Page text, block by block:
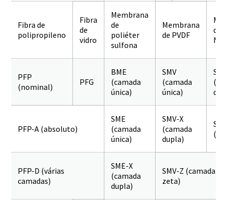
Fibra de
polipropileno
Fibra
de
vidro
Membrana
de
poliéter
sulfona
Membrana
de PVDF
de
PFP
(nominal)
PFG
BME
(camada
única)
SMV
(camada
única)
PFP-A (absoluto)
SME
(camada
única)
SMV-X
(camada
dupla)
PFP-D (várias
camadas)
SME-X
(camada
dupla)
SMV-Z (camada
zeta)